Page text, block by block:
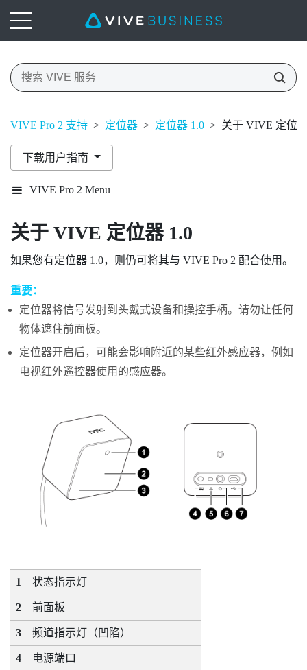
VIVE Pro 2 支持 > 定位器 > 定位器 1.0 > 关于 VIVE 定位
下载用户指南
VIVE Pro 2 Menu
关于 VIVE 定位器 1.0
如果您有定位器 1.0，则仍可将其与 VIVE Pro 2 配合使用。
重要：
定位器将信号发射到头戴式设备和操控手柄。请勿让任何
物体遮住前面板。
定位器开启后，可能会影响附近的某些红外感应器，例如
电视红外遥控器使用的感应器。
1 状态指示灯
2 前面板
3 频道指示灯（凹陷）
4 电源端口